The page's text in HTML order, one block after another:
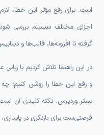
است. برای رفع مؤثر این خطا، لازم
اجزای مختلف سیستم بررسی شوند،
گرفته تا افزونه‌ها، قالب‌ها و دیتابیس.
در این راهنما تلاش کردیم با زبانی
و رفع این خطا را روشن کنیم؛ چه
فرصتی‌ست برای بازنگری در پایداری،